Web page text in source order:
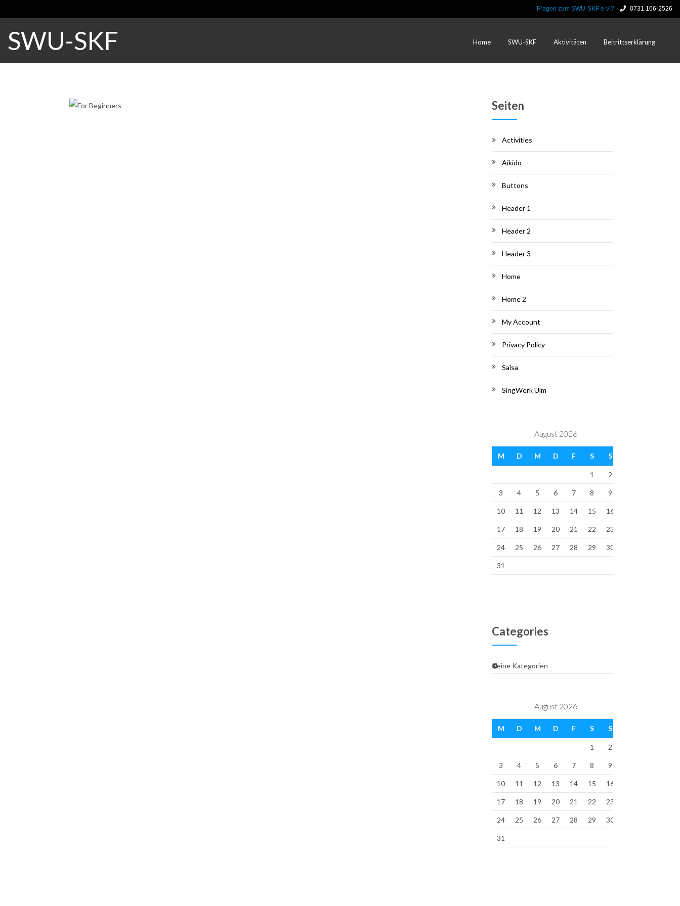
Fragen zum SWU-SKF e.V.? 0731 166-2526
SWU-SKF Home SWU-SKF Aktivitäten Beitrittserklärung
For Beginners Seiten
Activities
Aikido
Buttons
Header 1
Header 2
Header 3
Home
Home 2
My Account
Privacy Policy
Salsa
SingWerk Ulm
August 2026
M D M D F S S
1 2
3 4 5 6 7 8 9
10 11 12 13 14 15 16
17 18 19 20 21 22 23
24 25 26 27 28 29 30
31
Categories
Keine Kategorien
August 2026
M D M D F S S
1 2
3 4 5 6 7 8 9
10 11 12 13 14 15 16
17 18 19 20 21 22 23
24 25 26 27 28 29 30
31